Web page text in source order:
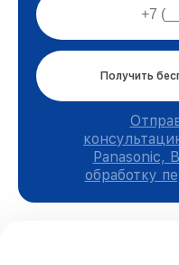
Получить
Panasonic,
обработку